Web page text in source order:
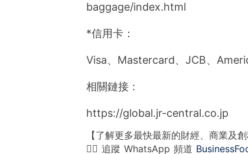
baggage/index.html
*信用卡：
Visa、Mastercard、JCB、
相關鏈接 :
https://global.jr-central.co.jp
【了解更多最快最新的財經、商業及創
👉🏻 追蹤 WhatsApp 頻道